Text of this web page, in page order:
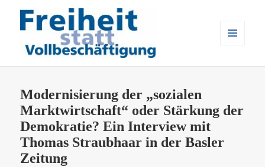
Modernisierung der „sozialen
Marktwirtschaft“ oder Stärkung der
Demokratie? Ein Interview mit
Thomas Straubhaar in der Basler
Zeitung